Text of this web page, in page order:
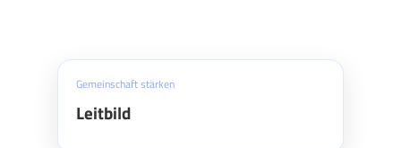
Gemeinschaft stärken
Leitbild